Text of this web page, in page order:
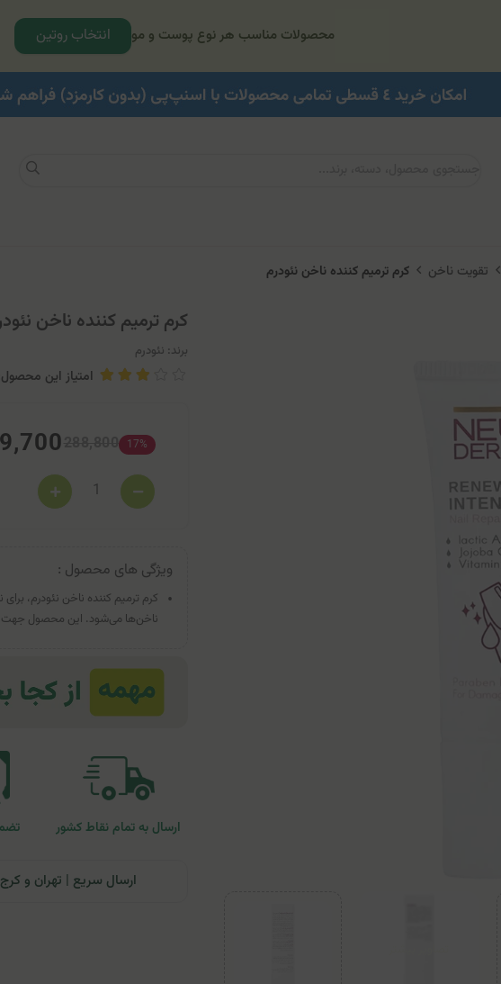
محصولات مناسب هر نوع پوست و مو انتخاب روتین
تقویت ناخن کرم ترمیم کننده ناخن نئودرم
کرم ترمیم کننده ناخن
برند: نئودرم
امتیاز این محصول:
17%
ویژگی های محصول :
کرم ترمیم کننده ناخن نئودرم،
ناخن‌ها می‌شود. این محصول جهت
ارسال به تمام نقاط کشور
ارسال سریع | تهران و کرج: تحویل تا ۲۴ ساعت | سایر نقاط